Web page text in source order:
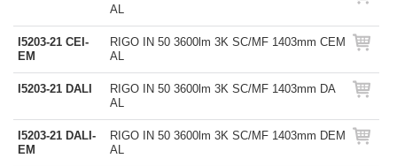
AL
I5203-21 CEI-
EM
RIGO IN 50 3600lm 3K SC/MF 1403mm CEM
AL
I5203-21 DALI
RIGO IN 50 3600lm 3K SC/MF 1403mm DA
AL
I5203-21 DALI-
EM
RIGO IN 50 3600lm 3K SC/MF 1403mm DEM
AL